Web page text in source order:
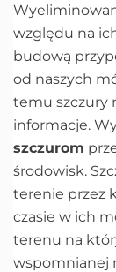
względu na
budową
od naszych
temu szczury
informacje.
szczurom
środowisk.
terenie przez
czasie w ich
terenu na
wspomnianej